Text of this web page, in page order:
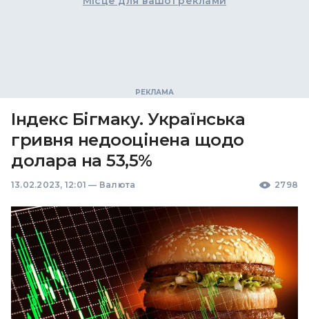
Індекс Бігмаку. Українська
гривня недооцінена щодо
долара на 53,5%
13.02.2023, 12:01 — Валюта 2798